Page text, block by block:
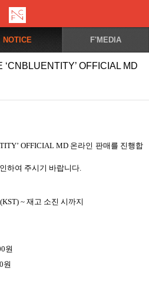
NOTICE F'MEDIA
OFFICIAL MD
OFFICIAL MD 온라인 판매를 진행합
하여 주시기 바랍니다.
~ 재고 소진 시까지
원
원